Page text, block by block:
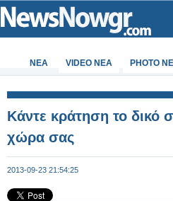
ΝΕΑ VIDEO NEA PHOTO
Κάντε κράτηση το δικό
χώρα σας
2013-09-23 21:54:25